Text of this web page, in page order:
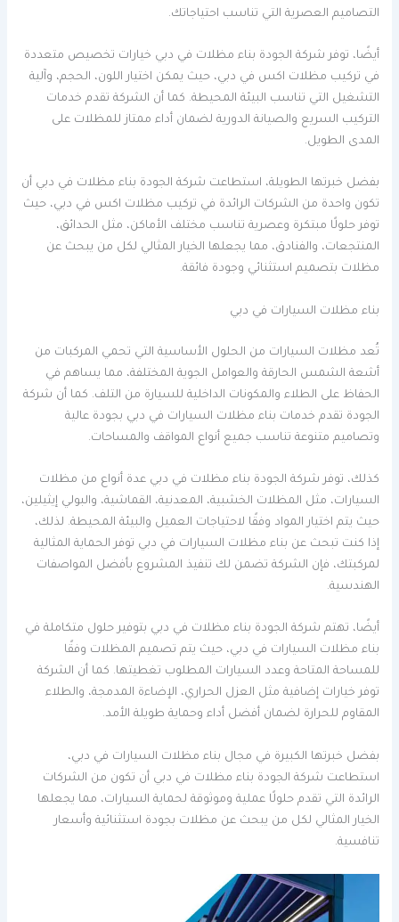
التصاميم العصرية التي تناسب احتياجاتك.
أيضًا، توفر شركة الجودة بناء مظلات في دبي خيارات تخصيص متعددة
في تركيب مظلات اكس في دبي، حيث يمكن اختيار اللون، الحجم، وآلية
التشغيل التي تناسب البيئة المحيطة. كما أن الشركة تقدم خدمات
التركيب السريع والصيانة الدورية لضمان أداء ممتاز للمظلات على
المدى الطويل.
بفضل خبرتها الطويلة، استطاعت شركة الجودة بناء مظلات في دبي أن
تكون واحدة من الشركات الرائدة في تركيب مظلات اكس في دبي، حيث
توفر حلولًا مبتكرة وعصرية تناسب مختلف الأماكن، مثل الحدائق،
المنتجعات، والفنادق، مما يجعلها الخيار المثالي لكل من يبحث عن
مظلات بتصميم استثنائي وجودة فائقة.
بناء مظلات السيارات في دبي
تُعد مظلات السيارات من الحلول الأساسية التي تحمي المركبات من
أشعة الشمس الحارقة والعوامل الجوية المختلفة، مما يساهم في
الحفاظ على الطلاء والمكونات الداخلية للسيارة من التلف. كما أن شركة
الجودة تقدم خدمات بناء مظلات السيارات في دبي بجودة عالية
وتصاميم متنوعة تناسب جميع أنواع المواقف والمساحات.
كذلك، توفر شركة الجودة بناء مظلات في دبي عدة أنواع من مظلات
السيارات، مثل المظلات الخشبية، المعدنية، القماشية، والبولي إيثيلين،
حيث يتم اختيار المواد وفقًا لاحتياجات العميل والبيئة المحيطة. لذلك،
إذا كنت تبحث عن بناء مظلات السيارات في دبي توفر الحماية المثالية
لمركبتك، فإن الشركة تضمن لك تنفيذ المشروع بأفضل المواصفات
الهندسية.
أيضًا، تهتم شركة الجودة بناء مظلات في دبي بتوفير حلول متكاملة في
بناء مظلات السيارات في دبي، حيث يتم تصميم المظلات وفقًا
للمساحة المتاحة وعدد السيارات المطلوب تغطيتها. كما أن الشركة
توفر خيارات إضافية مثل العزل الحراري، الإضاءة المدمجة، والطلاء
المقاوم للحرارة لضمان أفضل أداء وحماية طويلة الأمد.
بفضل خبرتها الكبيرة في مجال بناء مظلات السيارات في دبي،
استطاعت شركة الجودة بناء مظلات في دبي أن تكون من الشركات
الرائدة التي تقدم حلولًا عملية وموثوقة لحماية السيارات، مما يجعلها
الخيار المثالي لكل من يبحث عن مظلات بجودة استثنائية وأسعار
تنافسية.